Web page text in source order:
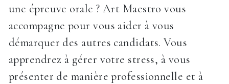
une épreuve orale ? Art Maestro vous
accompagne pour vous aider à vous
démarquer des autres candidats. Vous
apprendrez à gérer votre stress, à vous
présenter de manière professionnelle et à